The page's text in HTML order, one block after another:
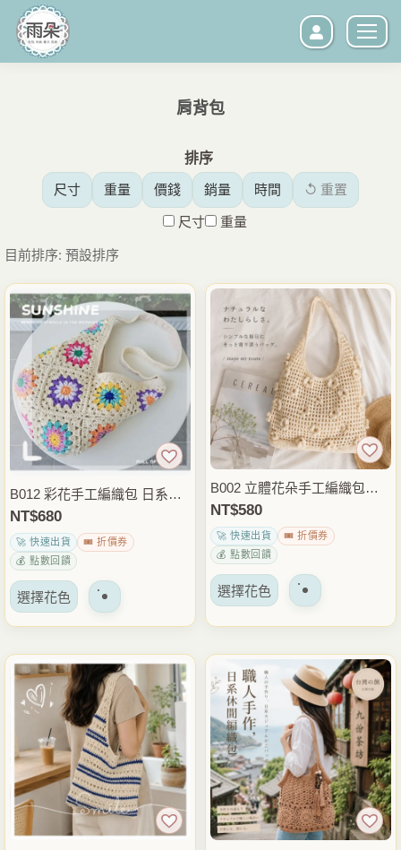
肩背包
排序
尺寸 重量 價錢 銷量 時間
↺ 重置
尺寸
重量
目前排序: 預設排序
B012 彩花手工編織包 日系棉
線肩背包 外出包 休閒度假包
NT$680
🚀 快速出貨
🎟️ 折價券
💰 點數回饋
選擇花色 該
有
多
種
變
體。
可
以
在
產
B002 立體花朵手工編織包｜
日系棉繩肩背包 休閒度假包
NT$580
🚀 快速出貨
🎟️ 折價券
💰 點數回饋
選擇花色 該
品
種
體。
可
以
在
產
品